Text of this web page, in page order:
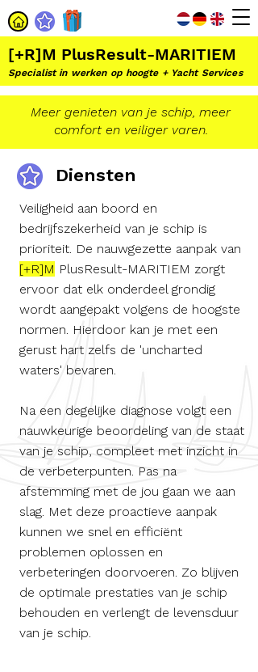
Meer genieten van je schip, meer
comfort en veiliger varen.
[+R]M PlusResult-MARITIEM
Specialist in werken op hoogte + Yacht Services
Diensten
Veiligheid aan boord en
bedrijfszekerheid van je schip is
prioriteit. De nauwgezette aanpak van
[+R]M PlusResult-MARITIEM zorgt
ervoor dat elk onderdeel grondig
wordt aangepakt volgens de hoogste
normen. Hierdoor kan je met een
gerust hart zelfs de 'uncharted
waters' bevaren.
Na een degelijke diagnose volgt een
nauwkeurige beoordeling van de staat
van je schip, compleet met inzicht in
de verbeterpunten. Pas na
afstemming met de jou gaan we aan
slag. Met deze proactieve aanpak
kunnen we snel en efficiënt
problemen oplossen en
verbeteringen doorvoeren. Zo blijven
de optimale prestaties van je schip
behouden en verlengt de levensduur
van je schip. ​​​